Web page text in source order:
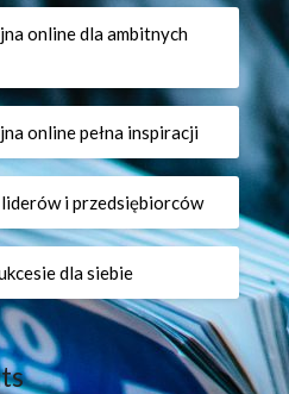
online dla ambitnych
online pełna inspiracji
liderów i przedsiębiorców
dla siebie